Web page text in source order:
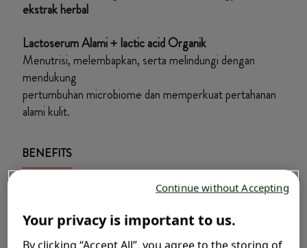
ekstrak herbal
Lactoserum Alami + lactic acid Organik
Menutrisi, melembapkan, serta melindungi dengan
mendukung
pertumbuhan microbiome dan memperkuat pertahanan
alami kulit.
BENEFITS
Formula khusus untuk cegah bau badan
Mencegah pertumbuhan bakteri dan bau badan,
memberikan rasa percaya diri serta kenyamanan
sepanjang hari.
Your privacy is important to us.
Continue without Accepting